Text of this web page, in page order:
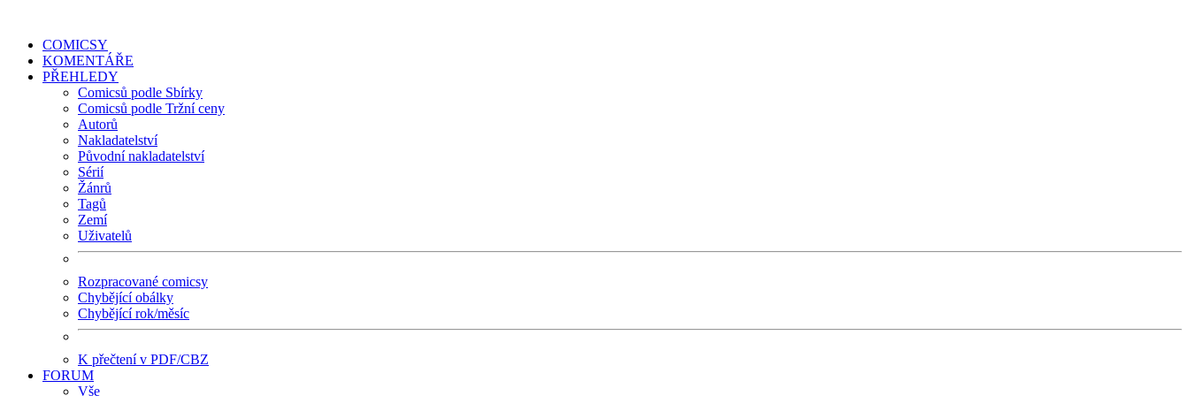
COMICSY
KOMENTÁŘE
PŘEHLEDY
Comicsů podle Sbírky
Comicsů podle Tržní ceny
Autorů
Nakladatelství
Původní nakladatelství
Sérií
Žánrů
Tagů
Zemí
Uživatelů
Rozpracované comicsy
Chybějící obálky
Chybějící rok/měsíc
K přečtení v PDF/CBZ
FORUM
Vše